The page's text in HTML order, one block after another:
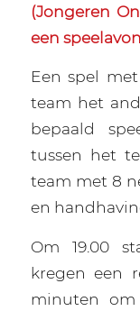
(Jongeren
een
Een spel
team het
bepaald
tussen het
team met 8
en
Om 19.00
kregen een
minuten om